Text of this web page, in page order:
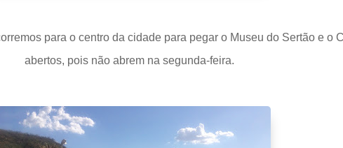
para o centro da cidade para pegar o Museu do Sertão e o
abertos, pois não abrem na segunda-feira.